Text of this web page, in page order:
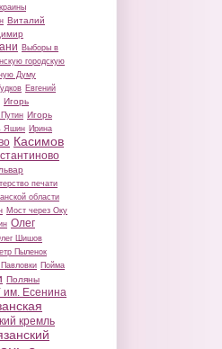
Виталий
Выборы в
городскую
Думу
Евгений
Игорь
Путин Игорь
Яшин Ирина
Касимов
печати
области
Мост через Оку
Олег
Шишов
Пыленок
Пойма
Поляны
им. Есенина
кремль